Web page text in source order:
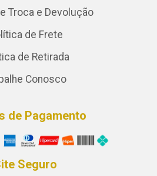
Troca e Devolução
de Frete
de Retirada
Conosco
de Pagamento
Seguro